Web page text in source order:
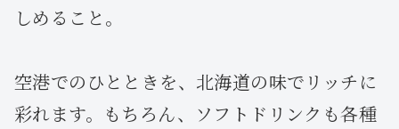
しめること。
空港でのひとときを、北海道の味でリッチに
彩れます。もちろん、ソフトドリンクも各種